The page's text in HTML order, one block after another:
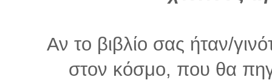
Αν το βιβλίο σας ήταν/
στον κόσμο, που θα